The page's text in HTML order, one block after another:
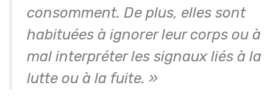
consomment. De plus, elles sont
habituées à ignorer leur corps ou à
mal interpréter les signaux liés à la
lutte ou à la fuite. »